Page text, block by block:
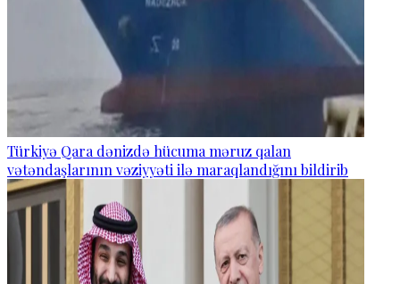
Türkiyə Qara dənizdə hücuma məruz qalan
vətəndaşlarının vəziyyəti ilə maraqlandığını bildirib